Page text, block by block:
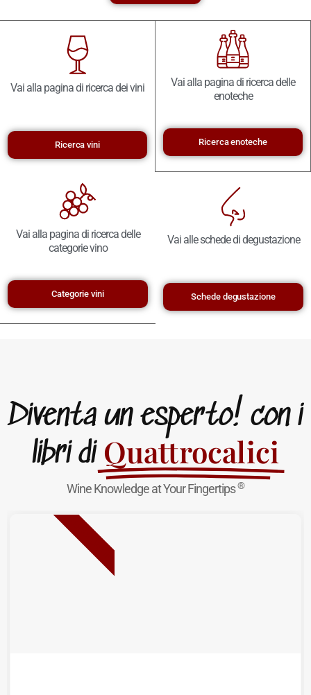
Vai alla pagina di ricerca dei vini
Ricerca vini
Vai alla pagina di ricerca delle
enoteche
Ricerca enoteche
Vai alla pagina di ricerca delle
categorie vino
Categorie vini
Vai alle schede di degustazione
Schede degustazione
Diventa un esperto! con i
libri di Quattrocalici
Wine Knowledge at Your Fingertips®
NUOVA USCITA